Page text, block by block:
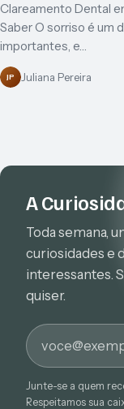
Clareamento Dental
Saber O sorriso é um
importantes, e…
JP Juliana Pereira
A
Toda semana,
curiosidades e
interessantes.
quiser.
E-mail
Junte-se a quem
Respeitamos sua